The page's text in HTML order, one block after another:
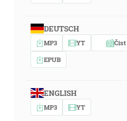
DEUTSCH
MP3 YT Číst
EPUB
ENGLISH
MP3 YT